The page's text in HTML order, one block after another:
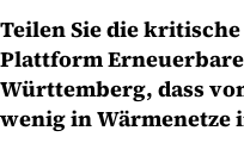
Teilen Sie die
Plattform
Württemberg, dass
wenig in Wärmenetze